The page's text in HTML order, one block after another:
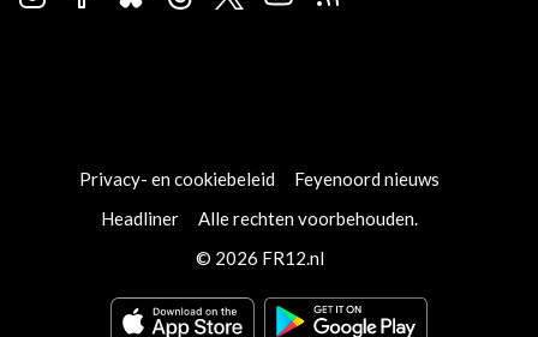
Privacy- en cookiebeleid
Feyenoord nieuws
Headliner
Alle rechten voorbehouden.
© 2026 FR12.nl